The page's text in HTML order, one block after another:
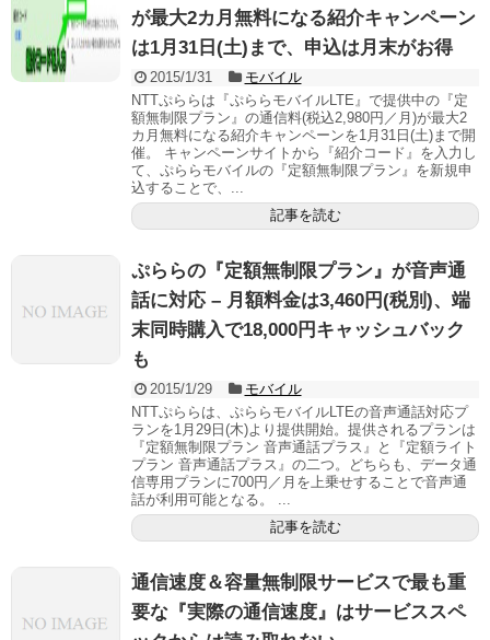
が最大2カ月無料になる紹介キャンペーン
は1月31日(土)まで、申込は月末がお得
2015/1/31
モバイル
NTTぷららは『ぷららモバイルLTE』で提供中の『定
額無制限プラン』の通信料(税込2,980円／月)が最大2
カ月無料になる紹介キャンペーンを1月31日(土)まで開
催。 キャンペーンサイトから『紹介コード』を入力し
て、ぷららモバイルの『定額無制限プラン』を新規申
込することで、...
記事を読む
ぷららの『定額無制限プラン』が音声通
話に対応 – 月額料金は3,460円(税別)、端
末同時購入で18,000円キャッシュバック
も
2015/1/29
モバイル
NTTぷららは、ぷららモバイルLTEの音声通話対応プ
ランを1月29日(木)より提供開始。提供されるプランは
『定額無制限プラン 音声通話プラス』と『定額ライト
プラン 音声通話プラス』の二つ。どちらも、データ通
信専用プランに700円／月を上乗せすることで音声通
話が利用可能となる。 ...
記事を読む
通信速度＆容量無制限サービスで最も重
要な『実際の通信速度』はサービススペ